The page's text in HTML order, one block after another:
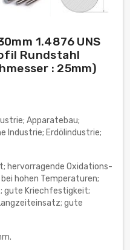
1.4876 UNS
Rundstahl
: 25mm)
Apparatebau;
Industrie; Erdölindustrie;
hervorragende Oxidations-
hohen Temperaturen;
gute Kriechfestigkeit;
gute